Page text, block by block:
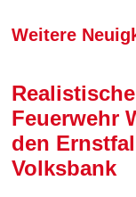
Weitere
Feuerwehr
den
Volksbank